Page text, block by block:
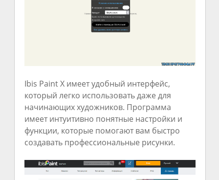
Ibis Paint X имеет удобный интерфейс,
который легко использовать даже для
начинающих художников. Программа
имеет интуитивно понятные настройки и
функции, которые помогают вам быстро
создавать профессиональные рисунки.